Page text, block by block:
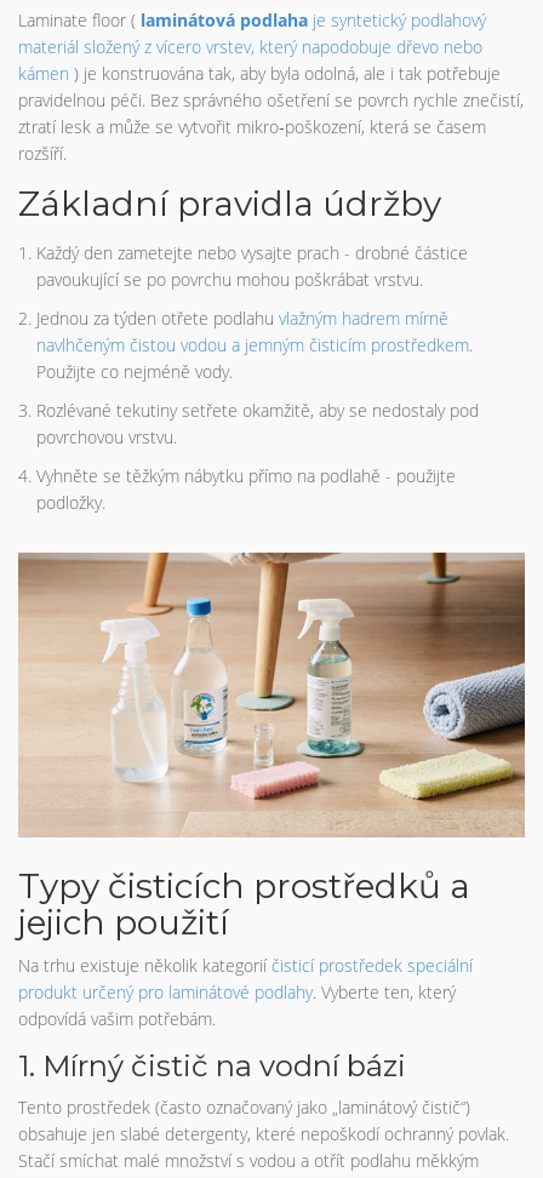
Laminate floor ( laminátová podlaha je syntetický podlahový
materiál složený z vícero vrstev, který napodobuje dřevo nebo
kámen ) je konstruována tak, aby byla odolná, ale i tak potřebuje
pravidelnou péči. Bez správného ošetření se povrch rychle znečistí,
ztratí lesk a může se vytvořit mikro‑poškození, která se časem
rozšíří.
Základní pravidla údržby
Každý den zametejte nebo vysajte prach - drobné částice
pavoukující se po povrchu mohou poškrábat vrstvu.
Jednou za týden otřete podlahu vlažným hadrem mírně
navlhčeným čistou vodou a jemným čisticím prostředkem.
Použijte co nejméně vody.
Rozlévané tekutiny setřete okamžitě, aby se nedostaly pod
povrchovou vrstvu.
Vyhněte se těžkým nábytku přímo na podlahě - použijte
podložky.
Typy čisticích prostředků a
jejich použití
Na trhu existuje několik kategorií čisticí prostředek speciální
produkt určený pro laminátové podlahy. Vyberte ten, který
odpovídá vašim potřebám.
1. Mírný čistič na vodní bázi
Tento prostředek (často označovaný jako „laminátový čistič“)
obsahuje jen slabé detergenty, které nepoškodí ochranný povlak.
Stačí smíchat malé množství s vodou a otřít podlahu měkkým